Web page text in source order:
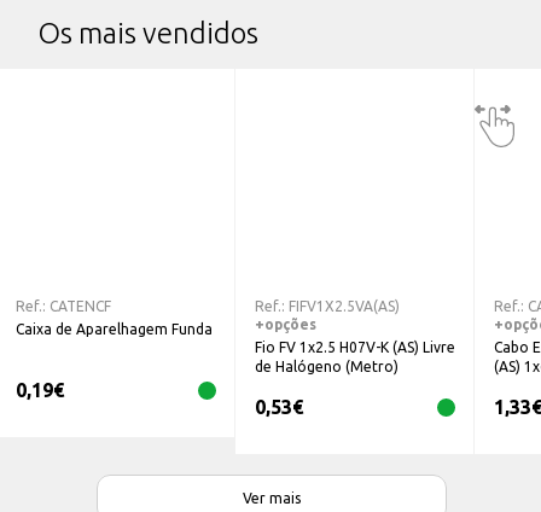
Os mais vendidos
Ref.: CATENCF
Caixa de Aparelhagem Funda
0,19€
Ref.: FIFV1X2.5VA(AS)
+opções
Fio FV 1x2.5 H07V-K (AS) Livre
de Halógeno (Metro)
0,53€
Ref.:
Cabo
(AS)
1,33€
Ver mais